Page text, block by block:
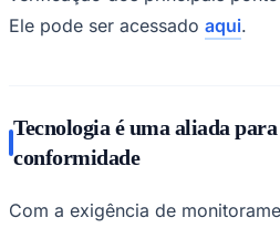
Ele pode ser acessado aqui.
Tecnologia é uma aliada
conformidade
Com a exigência de